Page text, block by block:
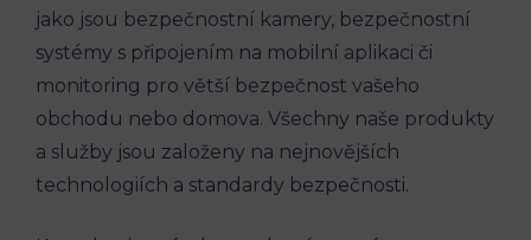
jako jsou bezpečnostní kamery, bezpečnostní
systémy s připojením na mobilní aplikaci či
monitoring pro větší bezpečnost vašeho
obchodu nebo domova. Všechny naše produkty
a služby jsou založeny na nejnovějších
technologiích a standardy bezpečnosti.